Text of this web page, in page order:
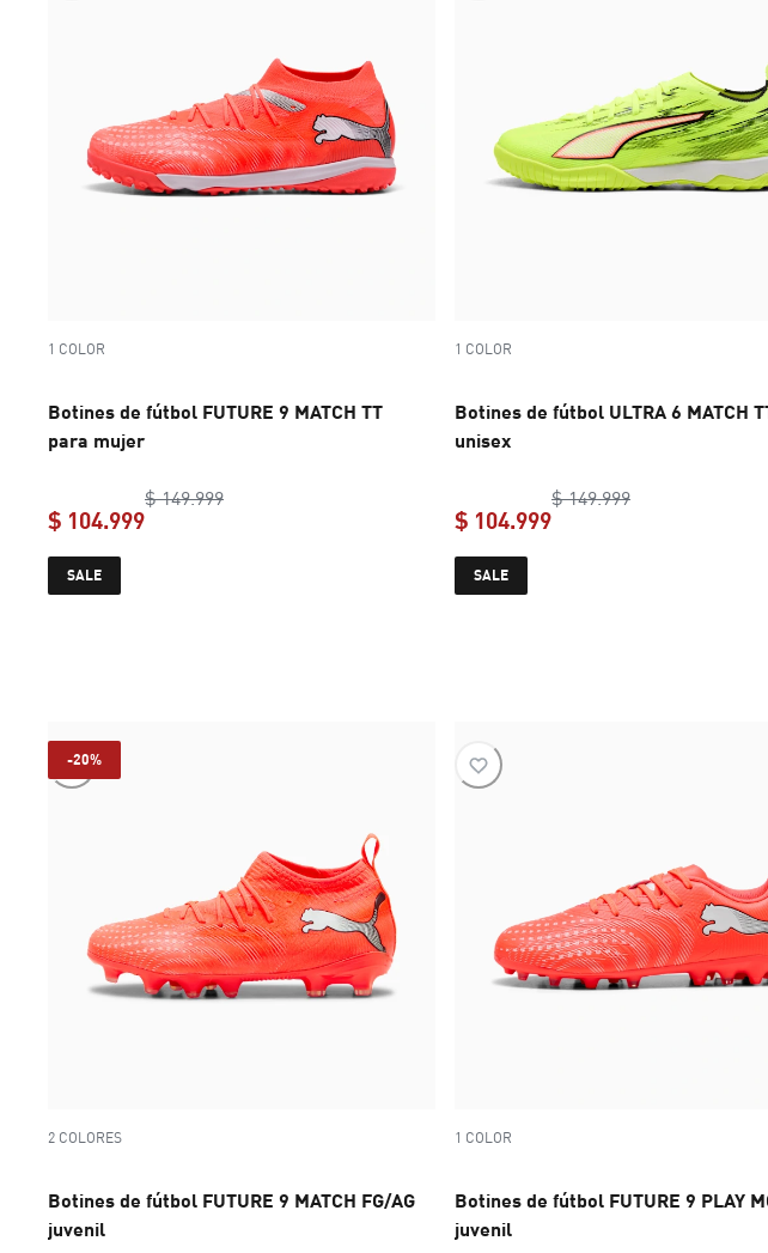
1 COLOR
Botines de fútbol FUTURE 9 MATCH TT
para mujer
$ 149.999original price $ 149.999
$ 104.999
SALE
1 COLOR
Botines de fútbol ULTRA 6 MATCH
unisex
$ 149.999original price $
$ 104.999
SALE
-20%
2 COLORES
Botines de fútbol FUTURE 9 MATCH FG/AG
juvenil
1 COLOR
Botines de fútbol FUTURE 9 PLAY
juvenil